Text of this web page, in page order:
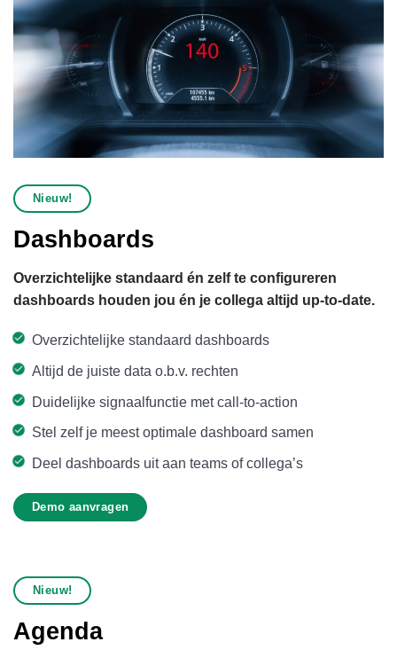
Nieuw!
Dashboards
Overzichtelijke standaard én zelf te configureren
dashboards houden jou én je collega altijd up-to-date.
Overzichtelijke standaard dashboards
Altijd de juiste data o.b.v. rechten
Duidelijke signaalfunctie met call-to-action
Stel zelf je meest optimale dashboard samen
Deel dashboards uit aan teams of collega’s
Demo aanvragen
Nieuw!
Agenda